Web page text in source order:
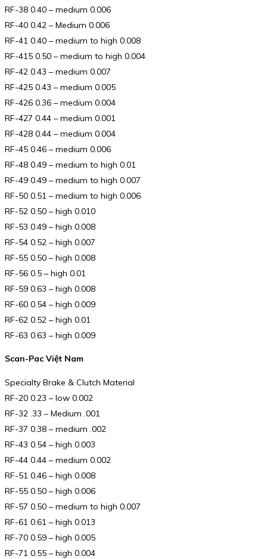
RF-38 0.40 – medium 0.006
RF-40 0.42 – Medium 0.006
RF-41 0.40 – medium to high 0.008
RF-415 0.50 – medium to high 0.004
RF-42 0.43 – medium 0.007
RF-425 0.43 – medium 0.005
RF-426 0.36 – medium 0.004
RF-427 0.44 – medium 0.001
RF-428 0.44 – medium 0.004
RF-45 0.46 – medium 0.006
RF-48 0.49 – medium to high 0.01
RF-49 0.49 – medium to high 0.007
RF-50 0.51 – medium to high 0.006
RF-52 0.50 – high 0.010
RF-53 0.49 – high 0.008
RF-54 0.52 – high 0.007
RF-55 0.50 – high 0.008
RF-56 0.5 – high 0.01
RF-59 0.63 – high 0.008
RF-60 0.54 – high 0.009
RF-62 0.52 – high 0.01
RF-63 0.63 – high 0.009
Scan-Pac Việt Nam
Specialty Brake & Clutch Material
RF-20 0.23 – low 0.002
RF-32 .33 – Medium .001
RF-37 0.38 – medium .002
RF-43 0.54 – high 0.003
RF-44 0.44 – medium 0.002
RF-51 0.46 – high 0.008
RF-55 0.50 – high 0.006
RF-57 0.50 – medium to high 0.007
RF-61 0.61 – high 0.013
RF-70 0.59 – high 0.005
RF-71 0.55 – high 0.004